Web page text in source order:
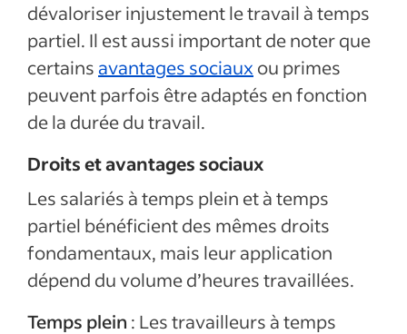
dévaloriser injustement le travail à temps
partiel. Il est aussi important de noter que
certainsavantages sociaux ou primes
peuvent parfois être adaptés en fonction
de la durée du travail.
Droits et avantages sociaux
Les salariés à temps plein et à temps
partiel bénéficient des mêmes droits
fondamentaux, mais leur application
dépend du volume d’heures travaillées.
Temps plein : Les travailleurs à temps